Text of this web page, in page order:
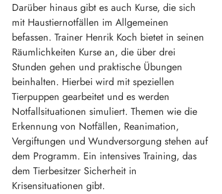
Darüber hinaus gibt es auch Kurse, die sich
mit Haustiernotfällen im Allgemeinen
befassen. Trainer Henrik Koch bietet in seinen
Räumlichkeiten Kurse an, die über drei
Stunden gehen und praktische Übungen
beinhalten. Hierbei wird mit speziellen
Tierpuppen gearbeitet und es werden
Notfallsituationen simuliert. Themen wie die
Erkennung von Notfällen, Reanimation,
Vergiftungen und Wundversorgung stehen auf
dem Programm. Ein intensives Training, das
dem Tierbesitzer Sicherheit in
Krisensituationen gibt.